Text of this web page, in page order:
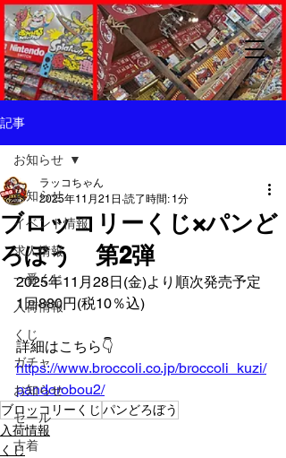
記事
お知らせ
イベント情報
求人情報
一番くじ
入荷情報
くじ
ガチャ
お知らせ
セール
古着
お知らせ
ブロッコリーくじ×パンど
ろぼう 第2弾
ラッコちゃん
2025年11月21日 読了時間: 1分
2025年11月28日(金)より順次発売予定
1回880円(税10％込)
詳細はこちら👇️
https://www.broccoli.co.jp/broccoli_kuzi/
pandorobou2/
ブロッコリーくじ パンどろぼう
入荷情報
くじ